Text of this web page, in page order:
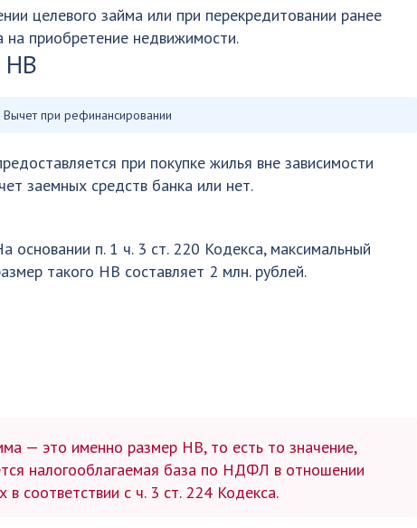
целевого займа или при перекредитовании ранее
на приобретение недвижимости.
НВ
Вычет при рефинансировании
при покупке жилья вне зависимости
заемных средств банка или нет.
основании п. 1 ч. 3 ст. 220 Кодекса, максимальный
такого НВ составляет 2 млн. рублей.
— это именно размер НВ, то есть то значение,
налогооблагаемая база по НДФЛ в отношении
в соответствии с ч. 3 ст. 224 Кодекса.